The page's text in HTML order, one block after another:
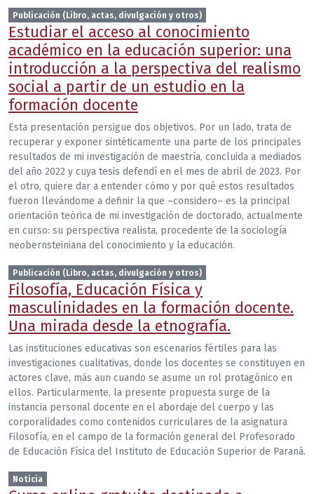
Publicación (Libro, actas, divulgación y otros)
Estudiar el acceso al conocimiento
académico en la educación superior: una
introducción a la perspectiva del realismo
social a partir de un estudio en la
formación docente
Esta presentación persigue dos objetivos. Por un lado, trata de
recuperar y exponer sintéticamente una parte de los principales
resultados de mi investigación de maestría, concluida a mediados
del año 2022 y cuya tesis defendí en el mes de abril de 2023. Por
el otro, quiere dar a entender cómo y por qué estos resultados
fueron llevándome a definir la que –considero– es la principal
orientación teórica de mi investigación de doctorado, actualmente
en curso: su perspectiva realista, procedente de la sociología
neobernsteiniana del conocimiento y la educación.
Publicación (Libro, actas, divulgación y otros)
Filosofía, Educación Física y
masculinidades en la formación docente.
Una mirada desde la etnografía.
Las instituciones educativas son escenarios fértiles para las
investigaciones cualitativas, donde los docentes se constituyen en
actores clave, más aun cuando se asume un rol protagónico en
ellos. Particularmente, la presente propuesta surge de la
instancia personal docente en el abordaje del cuerpo y las
corporalidades como contenidos curriculares de la asignatura
Filosofía, en el campo de la formación general del Profesorado
de Educación Física del Instituto de Educación Superior de Paraná.
Noticia